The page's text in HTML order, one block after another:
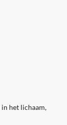
het lichaam,